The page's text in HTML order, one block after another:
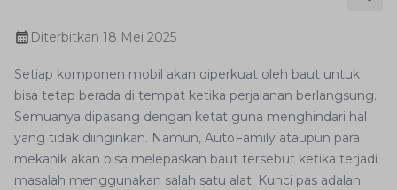
Diterbitkan 18 Mei 2025
Setiap komponen mobil akan diperkuat oleh baut untuk
bisa tetap berada di tempat ketika perjalanan berlangsung.
Semuanya dipasang dengan ketat guna menghindari hal
yang tidak diinginkan. Namun, AutoFamily ataupun para
mekanik akan bisa melepaskan baut tersebut ketika terjadi
masalah menggunakan salah satu alat. Kunci pas adalah